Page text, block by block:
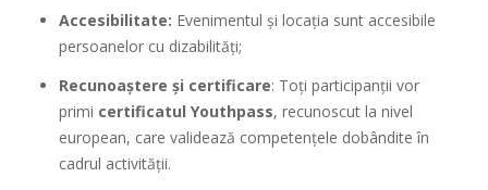
Accesibilitate: Evenimentul și locația sunt accesibile
persoanelor cu dizabilități;
Recunoaștere și certificare: Toți participanții vor
primi certificatul Youthpass, recunoscut la nivel
european, care validează competențele dobândite în
cadrul activității.